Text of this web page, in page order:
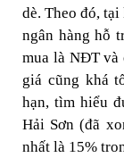
dè. Theo đó,
ngân hàng hỗ
mua là NĐT và
giá cũng khá
hạn, tìm hiểu
Hải Sơn (đã
nhất là 15%